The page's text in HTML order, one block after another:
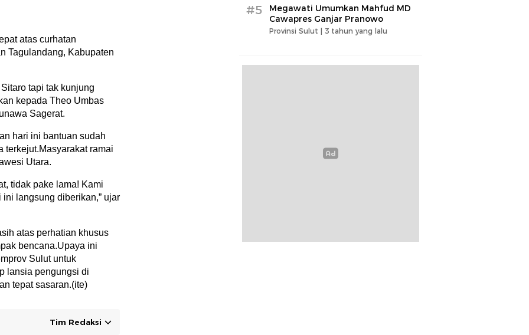
atas curhatan
Tagulandang, Kabupaten
tapi tak kunjung
kepada Theo Umbas
Sagerat.
hari ini bantuan sudah
ramai
Utara.
tidak pake lama! Kami
langsung diberikan,” ujar
atas perhatian khusus
bencana.Upaya ini
Sulut untuk
lansia pengungsi di
tepat sasaran.(ite)
Tim Redaksi
#5
Megawati Umumkan Mahfud MD
Cawapres Ganjar Pranowo
Provinsi Sulut | 3 tahun yang lalu